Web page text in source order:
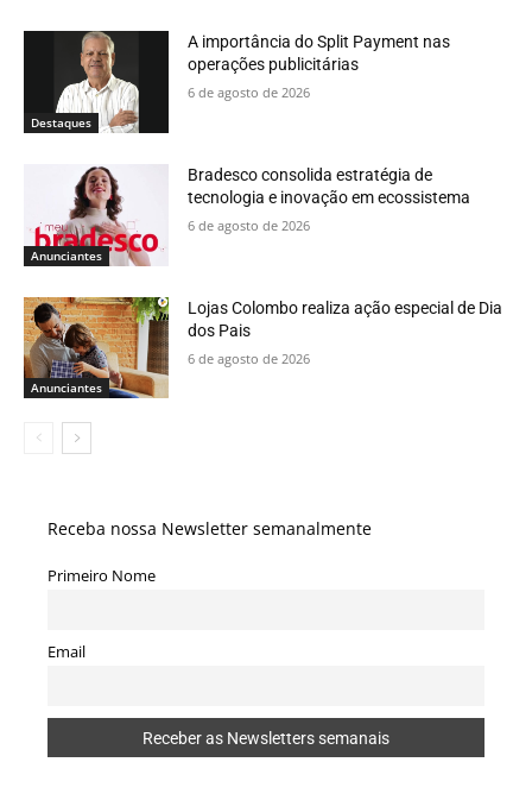
Destaques
A importância do Split Payment nas
operações publicitárias
6 de agosto de 2026
Anunciantes
Bradesco consolida estratégia de
tecnologia e inovação em ecossistema
6 de agosto de 2026
Anunciantes
Lojas Colombo realiza ação especial de Dia
dos Pais
6 de agosto de 2026
Receba nossa Newsletter semanalmente
Primeiro Nome
Email